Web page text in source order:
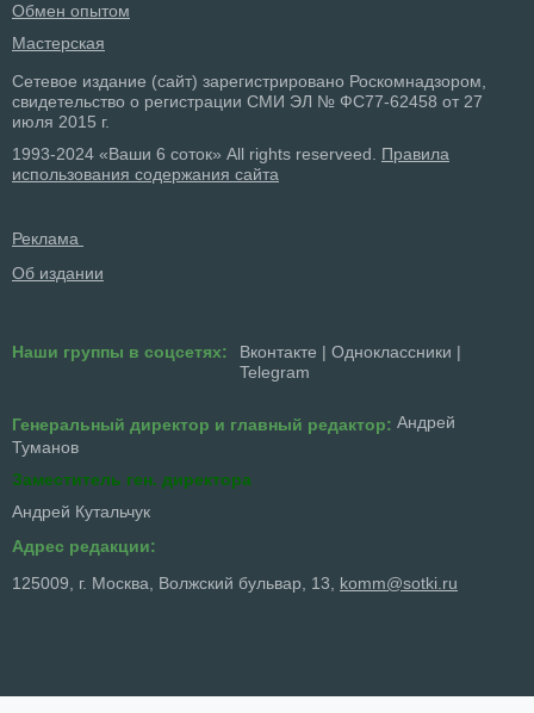
Обмен опытом
Мастерская
Сетевое издание (сайт) зарегистрировано Роскомнадзором,
свидетельство о регистрации СМИ ЭЛ № ФС77-62458 от 27
июля 2015 г.
1993-2024 «Ваши 6 соток» All rights reserveed. Правила
использования содержания сайта
Реклама
Об издании
Наши группы в соцсетях: Вконтакте | Одноклассники |
Telegram
Генеральный директор и главный редактор: Андрей
Туманов
Заместитель ген. директора
Андрей Кутальчук
Адрес редакции:
125009, г. Москва, Волжский бульвар, 13, komm@sotki.ru